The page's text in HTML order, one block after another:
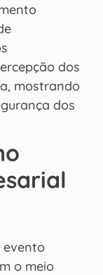
dos
mostrando
dos
evento
o meio